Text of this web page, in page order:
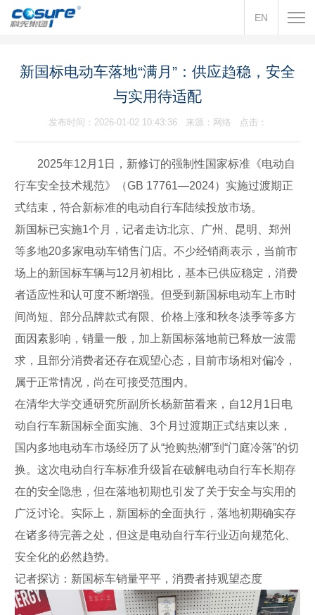
EN
新国标电动车落地“满月”：供应趋稳，安全
与实用待适配
发布时间：2026-01-02 10:43:36 来源：网络 点击：
2025年12月1日，新修订的强制性国家标准《电动自
行车安全技术规范》（GB 17761—2024）实施过渡期正
式结束，符合新标准的电动自行车陆续投放市场。
新国标已实施1个月，记者走访北京、广州、昆明、郑州
等多地20多家电动车销售门店。不少经销商表示，当前市
场上的新国标车辆与12月初相比，基本已供应稳定，消费
者适应性和认可度不断增强。但受到新国标电动车上市时
间尚短、部分品牌款式有限、价格上涨和秋冬淡季等多方
面因素影响，销量一般，加上新国标落地前已释放一波需
求，且部分消费者还存在观望心态，目前市场相对偏冷，
属于正常情况，尚在可接受范围内。
在清华大学交通研究所副所长杨新苗看来，自12月1日电
动自行车新国标全面实施、3个月过渡期正式结束以来，
国内多地电动车市场经历了从“抢购热潮”到“门庭冷落”的切
换。这次电动自行车标准升级旨在破解电动自行车长期存
在的安全隐患，但在落地初期也引发了关于安全与实用的
广泛讨论。实际上，新国标的全面执行，落地初期确实存
在诸多待完善之处，但这是电动自行车行业迈向规范化、
安全化的必然趋势。
记者探访：新国标车销量平平，消费者持观望态度